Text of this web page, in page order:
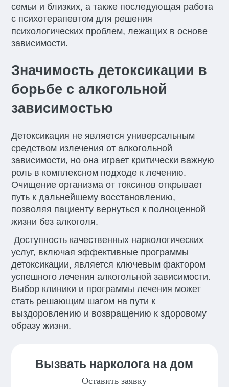
семьи и близких, а также последующая работа
с психотерапевтом для решения
психологических проблем, лежащих в основе
зависимости.
Значимость детоксикации в
борьбе с алкогольной
зависимостью
Детоксикация не является универсальным
средством излечения от алкогольной
зависимости, но она играет критически важную
роль в комплексном подходе к лечению.
Очищение организма от токсинов открывает
путь к дальнейшему восстановлению,
позволяя пациенту вернуться к полноценной
жизни без алкоголя.
Доступность качественных наркологических
услуг, включая эффективные программы
детоксикации, является ключевым фактором
успешного лечения алкогольной зависимости.
Выбор клиники и программы лечения может
стать решающим шагом на пути к
выздоровлению и возвращению к здоровому
образу жизни.
Вызвать нарколога на дом
Оставить заявку